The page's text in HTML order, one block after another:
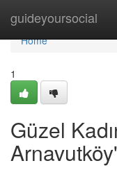
guideyoursocial
Home
Home
1
Güzel